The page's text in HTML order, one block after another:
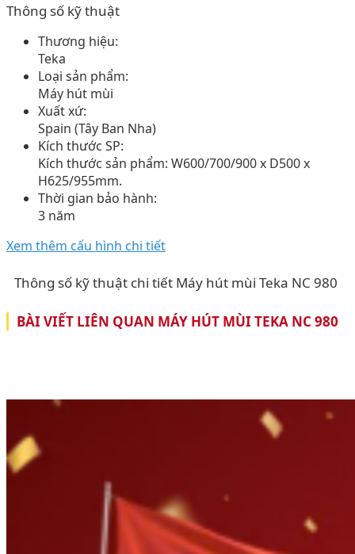
Thông số kỹ thuật
Thương hiệu:
Teka
Loại sản phẩm:
Máy hút mùi
Xuất xứ:
Spain (Tây Ban Nha)
Kích thước SP:
Kích thước sản phẩm: W600/700/900 x D500 x
H625/955mm.
Thời gian bảo hành:
3 năm
Xem thêm cấu hình chi tiết
Thông số kỹ thuật chi tiết Máy hút mùi Teka NC 980
BÀI VIẾT LIÊN QUAN MÁY HÚT MÙI TEKA NC 980